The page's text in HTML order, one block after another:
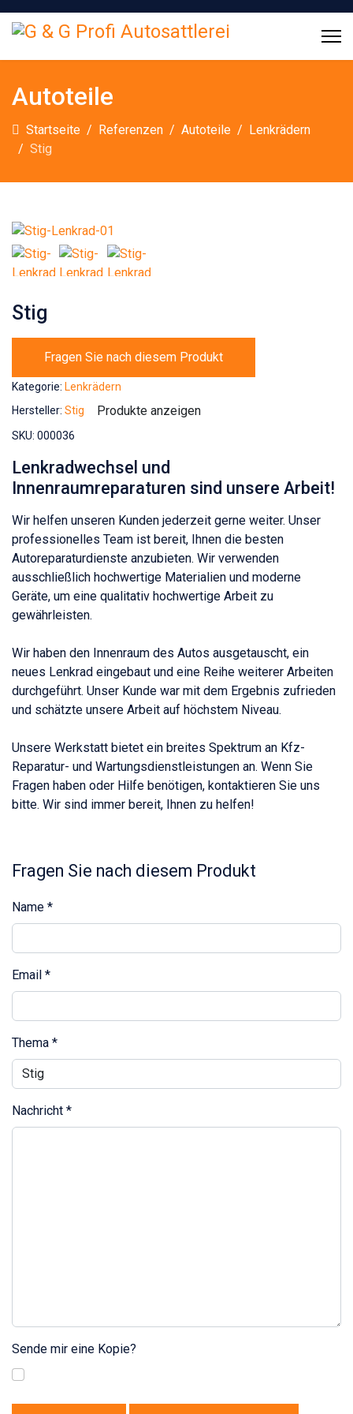
Autoteile
Startseite Referenzen Autoteile
Lenkrädern
Stig
Stig
Fragen Sie nach diesem Produkt
Kategorie: Lenkrädern
Hersteller: Stig Produkte anzeigen
SKU: 000036
Lenkradwechsel und
Innenraumreparaturen sind unsere Arbeit!
Wir helfen unseren Kunden jederzeit gerne weiter. Unser
professionelles Team ist bereit, Ihnen die besten
Autoreparaturdienste anzubieten. Wir verwenden
ausschließlich hochwertige Materialien und moderne
Geräte, um eine qualitativ hochwertige Arbeit zu
gewährleisten.
Wir haben den Innenraum des Autos ausgetauscht, ein
neues Lenkrad eingebaut und eine Reihe weiterer Arbeiten
durchgeführt. Unser Kunde war mit dem Ergebnis zufrieden
und schätzte unsere Arbeit auf höchstem Niveau.
Unsere Werkstatt bietet ein breites Spektrum an Kfz-
Reparatur- und Wartungsdienstleistungen an. Wenn Sie
Fragen haben oder Hilfe benötigen, kontaktieren Sie uns
bitte. Wir sind immer bereit, Ihnen zu helfen!
Fragen Sie nach diesem Produkt
Name *
Email *
Thema *
Nachricht *
Sende mir eine Kopie?